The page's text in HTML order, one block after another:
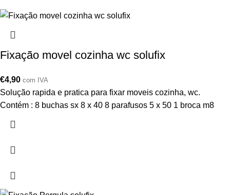
Fixação movel cozinha wc solufix
€4,90 com IVA
Solução rapida e pratica para fixar moveis cozinha, wc.
Contém : 8 buchas sx 8 x 40 8 parafusos 5 x 50 1 broca m8